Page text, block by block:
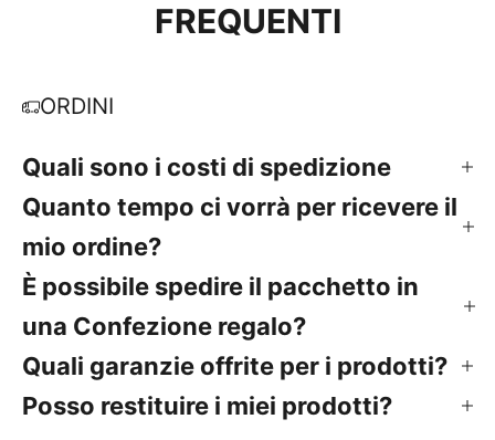
FREQUENTI
ORDINI
Quali sono i costi di spedizione
Quanto tempo ci vorrà per ricevere il
mio ordine?
È possibile spedire il pacchetto in
una Confezione regalo?
Quali garanzie offrite per i prodotti?
Posso restituire i miei prodotti?